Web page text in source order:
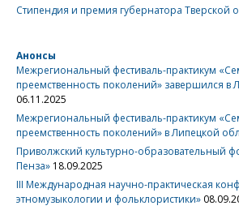
Стипендия и премия губернатора Тверской
Анонсы
Межрегиональный фестиваль-практикум
преемственность поколений» завершился в
06.11.2025
Межрегиональный фестиваль-практикум
преемственность поколений» в Липецкой
Приволжский культурно-образовательный
Пенза» 18.09.2025
III Международная научно-практическая
этномузыкологии и фольклористики»